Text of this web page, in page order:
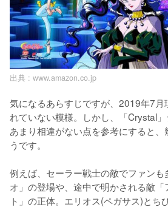
出典 : www.amazon.co.jp
気になるあらすじですが、2019年7月
れていない模様。しかし、「Crystal
あまり相違がない点を参考にすると
うです。
例えば、セーラー戦士の敵でファンも
オ」の登場や、途中で明かされる敵
ト」の正体。エリオス(ペガサス)とち